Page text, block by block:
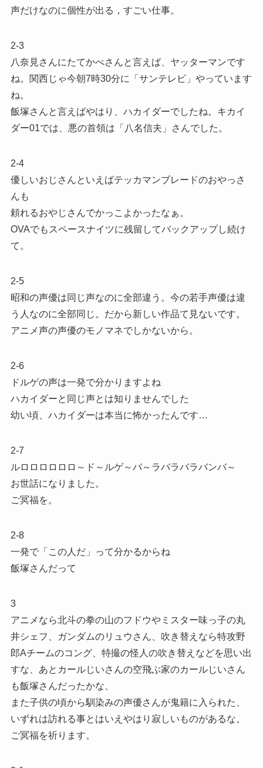
声だけなのに個性が出る，すごい仕事。
2-3
八奈見さんにたてかべさんと言えば、ヤッターマンです
ね。関西じゃ今朝7時30分に「サンテレビ」やっています
ね。
飯塚さんと言えばやはり、ハカイダーでしたね。キカイ
ダー01では、悪の首領は「八名信夫」さんでした。
2-4
優しいおじさんといえばテッカマンブレードのおやっさ
んも
頼れるおやじさんでかっこよかったなぁ。
OVAでもスペースナイツに残留してバックアップし続け
て。
2-5
昭和の声優は同じ声なのに全部違う。今の若手声優は違
う人なのに全部同じ。だから新しい作品て見ないです。
アニメ声の声優のモノマネでしかないから。
2-6
ドルゲの声は一発で分かりますよね
ハカイダーと同じ声とは知りませんでした
幼い頃、ハカイダーは本当に怖かったんです…
2-7
ルロロロロロロ～ド～ルゲ～バ～ラバラバラバンバ～
お世話になりました。
ご冥福を。
2-8
一発で「この人だ」って分かるからね
飯塚さんだって
3
アニメなら北斗の拳の山のフドウやミスター味っ子の丸
井シェフ、ガンダムのリュウさん、吹き替えなら特攻野
郎Aチームのコング、特撮の怪人の吹き替えなどを思い出
すな、あとカールじいさんの空飛ぶ家のカールじいさん
も飯塚さんだったかな、
また子供の頃から馴染みの声優さんが鬼籍に入られた、
いずれは訪れる事とはいえやはり寂しいものがあるな。
ご冥福を祈ります。